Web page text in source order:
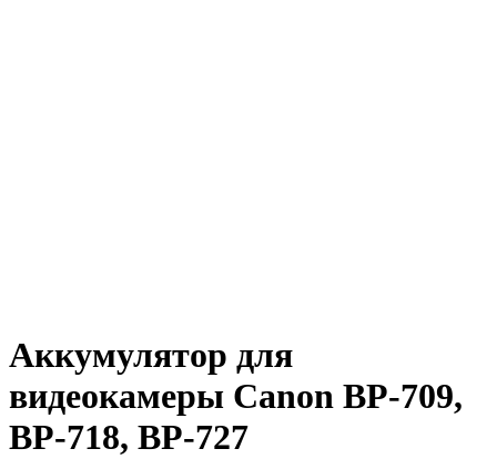
Аккумулятор для
видеокамеры Canon BP-709,
BP-718, BP-727